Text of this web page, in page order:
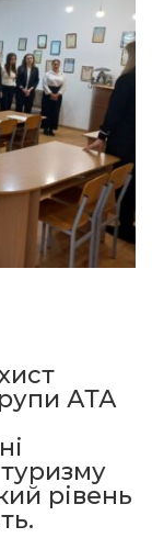
АТА
туризму
рівень